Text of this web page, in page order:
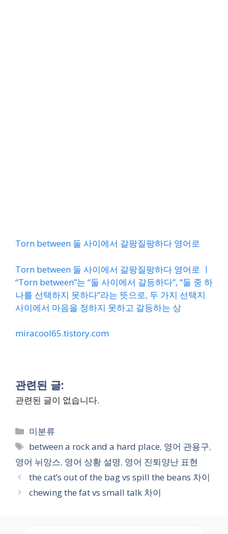
Torn between 둘 사이에서 갈팡질팡하다 영어로
Torn between 둘 사이에서 갈팡질팡하다 영어로 ㅣ
“Torn between”는 “둘 사이에서 갈등하다”, “둘 중 하
나를 선택하지 못하다”라는 뜻으로, 두 가지 선택지
사이에서 마음을 정하지 못하고 갈등하는 상
miracool65.tistory.com
관련된 글:
관련된 글이 없습니다.
Categories
미분류
Tags
between a rock and a hard place, 영어 관용구,
영어 뉘앙스, 영어 상황 설명, 영어 진퇴양난 표현
the cat’s out of the bag vs spill the beans 차이
chewing the fat vs small talk 차이